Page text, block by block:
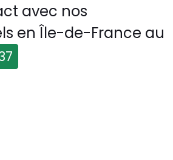
avec nos
en Île-de-France au